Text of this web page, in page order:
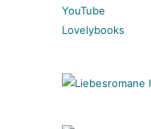
YouTube
Lovelybooks